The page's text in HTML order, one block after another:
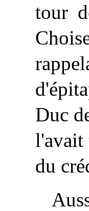
tour
Duc
l'avait
du